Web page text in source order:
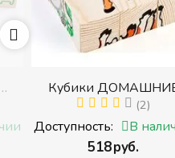
Кубики ДОМАШНИЕ
ЖИВОТНЫЕ (Томик)
(Набор кубиков
разрезных (складных))
(2)
Доступность: В наличии
‍518‍руб.